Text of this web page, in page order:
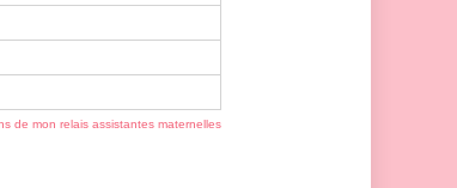
de mon relais assistantes maternelles